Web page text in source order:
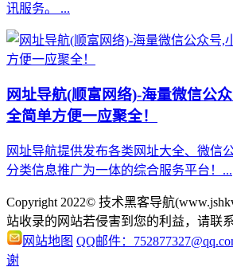
讯服务。 ...
网址导航(顺富网络)-海量微信公
全简单方便一应聚全！
网址导航提供发布各类网址大全、微信
分类信息推广为一体的综合服务平台！...
Copyright 2022© 技术黑客导航
站收录的网站若侵害到您的利益，请联
网站地图 QQ邮件：
谢